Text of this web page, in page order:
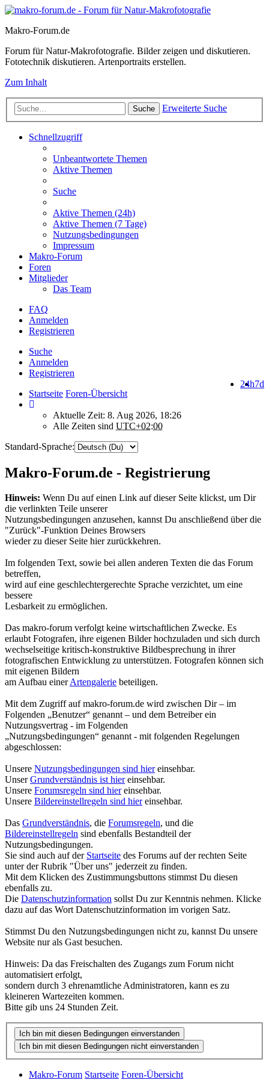
Makro-Forum.de
Forum für Natur-Makrofotografie. Bilder zeigen und diskutieren.
Fototechnik diskutieren. Artenportraits erstellen.
Zum Inhalt
Suche Erweiterte Suche
Schnellzugriff
Unbeantwortete Themen
Aktive Themen
Suche
Aktive Themen (24h)
Aktive Themen (7 Tage)
Nutzungsbedingungen
Impressum
Makro-Forum
Foren
Mitglieder
Das Team
FAQ
Anmelden
Registrieren
Suche
Anmelden
Registrieren
7d
24h
Startseite Foren-Übersicht
Aktuelle Zeit: 8. Aug 2026, 18:26
Alle Zeiten sind UTC+02:00
Standard-Sprache:
Makro-Forum.de - Registrierung
Hinweis: Wenn Du auf einen Link auf dieser Seite klickst, um Dir
die verlinkten Teile unserer
Nutzungsbedingungen anzusehen, kannst Du anschließend über die
"Zurück"-Funktion Deines Browsers
wieder zu dieser Seite hier zurückkehren.
Im folgenden Text, sowie bei allen anderen Texten die das Forum
betreffen,
wird auf eine geschlechtergerechte Sprache verzichtet, um eine
bessere
Lesbarkeit zu ermöglichen.
Das makro-forum verfolgt keine wirtschaftlichen Zwecke. Es
erlaubt Fotografen, ihre eigenen Bilder hochzuladen und sich durch
wechselseitige kritisch-konstruktive Bildbesprechung in ihrer
fotografischen Entwicklung zu unterstützen. Fotografen können sich
mit eigenen Bildern
am Aufbau einerArtengalerie beteiligen.
Mit dem Zugriff auf makro-forum.de wird zwischen Dir – im
Folgenden „Benutzer“ genannt – und dem Betreiber ein
Nutzungsvertrag - im Folgenden
„Nutzungsbedingungen“ genannt - mit folgenden Regelungen
abgeschlossen:
Unsere Nutzungsbedingungen sind hiereinsehbar.
UnserGrundverständnis ist hiereinsehbar.
Unsere Forumsregeln sind hiereinsehbar.
Unsere Bildereinstellregeln sind hiereinsehbar.
Das Grundverständnis, die Forumsregeln, und die
Bildereinstellregeln sind ebenfalls Bestandteil der
Nutzungsbedingungen.
Sie sind auch auf der Startseite des Forums auf der rechten Seite
unter der Rubrik "Über uns" jederzeit zu finden.
Mit dem Klicken des Zustimmungsbuttons stimmst Du diesen
ebenfalls zu.
Die Datenschutzinformation sollst Du zur Kenntnis nehmen. Klicke
dazu auf das Wort Datenschutzinformation im vorigen Satz.
Stimmst Du den Nutzungsbedingungen nicht zu, kannst Du unsere
Website nur als Gast besuchen.
Hinweis: Da das Freischalten des Zugangs zum Forum nicht
automatisiert erfolgt,
sondern durch 3 ehrenamtliche Administratoren, kann es zu
kleineren Wartezeiten kommen.
Bitte gib uns 24 Stunden Zeit.
Makro-Forum Startseite Foren-Übersicht